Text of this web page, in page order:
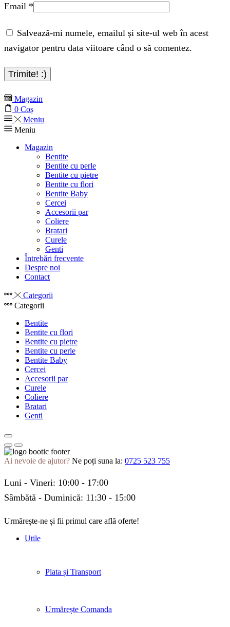
Email *
Salvează-mi numele, emailul și site-ul web în acest
navigator pentru data viitoare când o să comentez.
Magazin
0 Coș
Meniu
Meniu
Magazin
Bentite
Bentite cu perle
Bentite cu pietre
Bentite cu flori
Bentite Baby
Cercei
Accesorii par
Coliere
Bratari
Curele
Genti
Întrebări frecvente
Despre noi
Contact
Categorii
Categorii
Bentite
Bentite cu flori
Bentite cu pietre
Bentite cu perle
Bentite Baby
Cercei
Accesorii par
Curele
Coliere
Bratari
Genti
Ai nevoie de ajutor? Ne poți suna la: 0725 523 755
Luni - Vineri: 10:00 - 17:00
Sâmbătă - Duminică: 11:30 - 15:00
Urmărește-ne și fii primul care află oferte!
Utile
Plata și Transport
Urmărește Comanda